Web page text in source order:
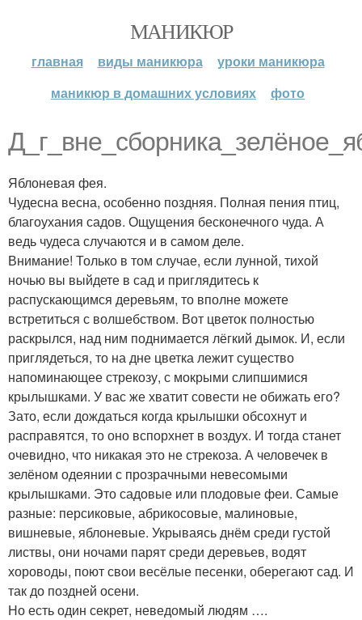
МАНИКЮР
главная виды маникюра
уроки маникюра
маникюр в домашних условиях
фото
Яблоневая фея.
Чудесна весна, особенно поздняя. Полная пения птиц,
благоухания садов. Ощущения бесконечного чуда. А
ведь чудеса случаются и в самом деле.
Внимание! Только в том случае, если лунной, тихой
ночью вы выйдете в сад и приглядитесь к
распускающимся деревьям, то вполне можете
встретиться с волшебством. Вот цветок полностью
раскрылся, над ним поднимается лёгкий дымок. И, если
приглядеться, то на дне цветка лежит существо
напоминающее стрекозу, с мокрыми слипшимися
крылышками. У вас же хватит совести не обижать его?
Зато, если дождаться когда крылышки обсохнут и
расправятся, то оно вспорхнет в воздух. И тогда станет
очевидно, что никакая это не стрекоза. А человечек в
зелёном одеянии с прозрачными невесомыми
крылышками. Это садовые или плодовые феи. Самые
разные: персиковые, абрикосовые, малиновые,
вишневые, яблоневые. Укрываясь днём среди густой
листвы, они ночами парят среди деревьев, водят
хороводы, поют свои весёлые песенки, оберегают сад. И
так до поздней осени.
Но есть один секрет, неведомый людям ….